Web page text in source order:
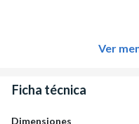
Ver
Ficha técnica
Dimensiones